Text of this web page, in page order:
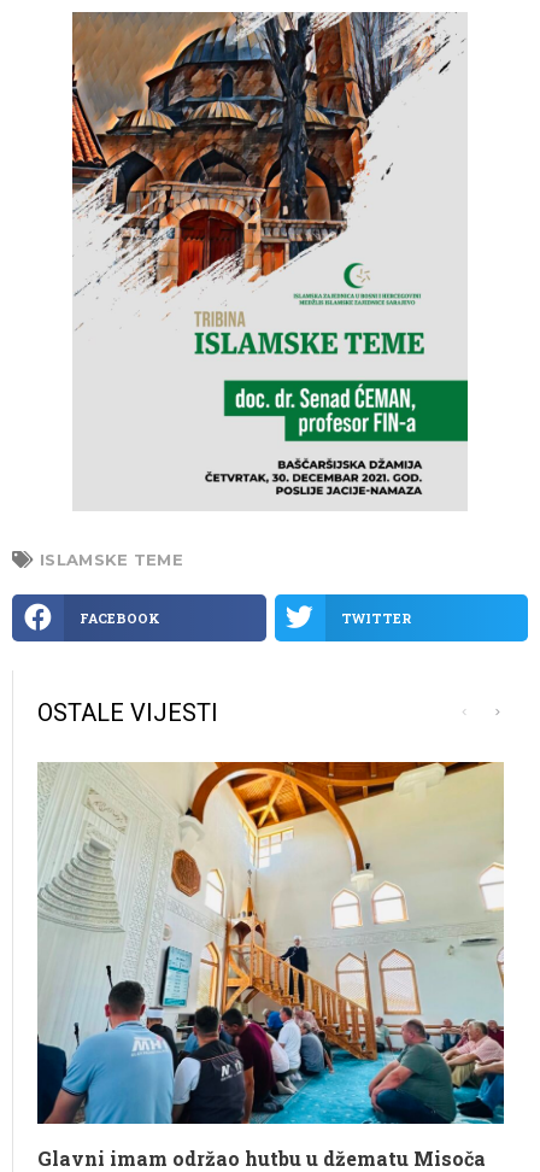
ISLAMSKE TEME
FACEBOOK TWITTER
OSTALE VIJESTI
Glavni imam održao hutbu u džematu Misoča